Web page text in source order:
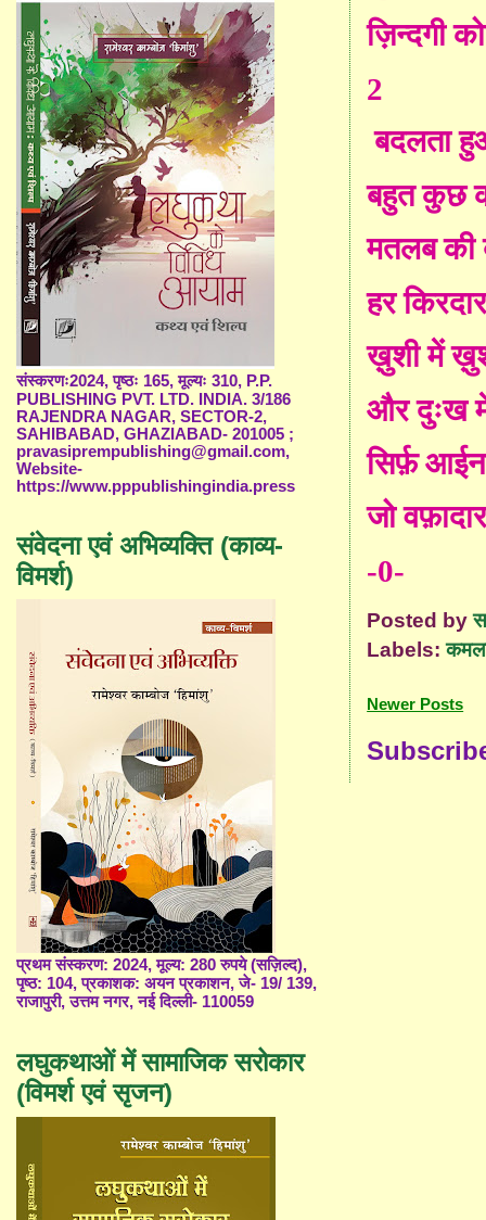
ज़िन्दगी
2
बदलता
बहुत कुछ
मतलब की
हर
ख़ुशी में
और दुःख
सिर्फ़
जो
-0-
Posted by
Labels:
Newer Posts
संस्करणः2024, पृष्ठः 165, मूल्यः 310, P.P.
PUBLISHING PVT. LTD. INDIA. 3/186
RAJENDRA NAGAR, SECTOR-2,
SAHIBABAD, GHAZIABAD- 201005 ;
pravasiprempublishing@gmail.com,
Website-
https://www.pppublishingindia.press
संवेदना एवं अभिव्यक्ति (काव्य-
विमर्श)
प्रथम संस्करण: 2024, मूल्य: 280 रुपये (सज़िल्द),
पृष्ठ: 104, प्रकाशक: अयन प्रकाशन, जे- 19/ 139,
राजापुरी, उत्तम नगर, नई दिल्ली- 110059
लघुकथाओं में सामाजिक सरोकार
(विमर्श एवं सृजन)